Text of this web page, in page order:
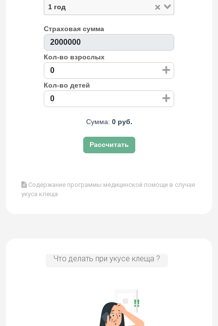
1 год
Страховая сумма
Кол-во взрослых
+
Кол-во детей
+
Сумма: 0 руб.
Рассчитать
Содержание программы медицинской помощи в случае
укуса клеща
Что делать при укусе клеща ?